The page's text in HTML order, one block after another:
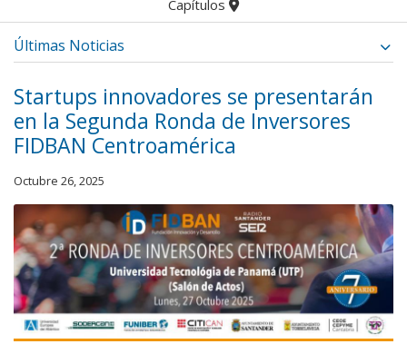
Capítulos
Últimas Noticias
Startups innovadores se presentarán
en la Segunda Ronda de Inversores
FIDBAN Centroamérica
Octubre 26, 2025